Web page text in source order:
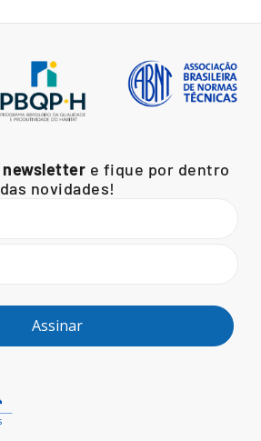
newsletter e fique por dentro
das novidades!
Assinar